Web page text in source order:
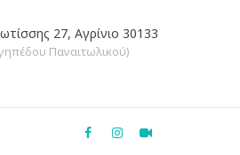
27, Αγρίνιο 30133
Παναιτωλικού)